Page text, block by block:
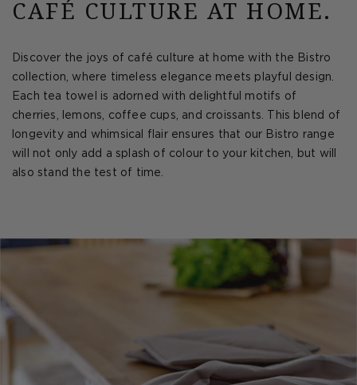
CAFÉ CULTURE AT HOME.
Discover the joys of café culture at home with the Bistro
collection, where timeless elegance meets playful design.
Each tea towel is adorned with delightful motifs of
cherries, lemons, coffee cups, and croissants. This blend of
longevity and whimsical flair ensures that our Bistro range
will not only add a splash of colour to your kitchen, but will
also stand the test of time.